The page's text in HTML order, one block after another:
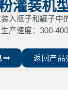
灌装机
入瓶子和罐子中
产速度：300-400
返回产品